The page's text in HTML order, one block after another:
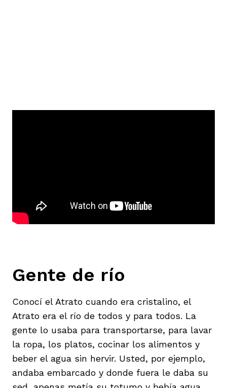
Gente de río
Conocí el Atrato cuando era cristalino, el
Atrato era el río de todos y para todos. La
gente lo usaba para transportarse, para lavar
la ropa, los platos, cocinar los alimentos y
beber el agua sin hervir. Usted, por ejemplo,
andaba embarcado y donde fuera le daba su